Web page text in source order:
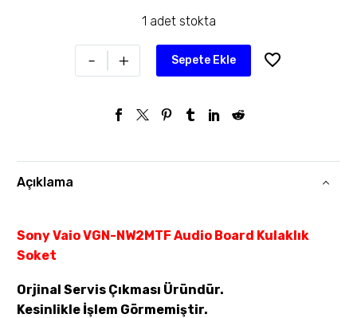
1 adet stokta
- + Sepete Ekle
Açıklama
Sony Vaio VGN-NW2MTF Audio Board Kulaklık
Soket
Orjinal Servis Çıkması Üründür.
Kesinlikle İşlem Görmemiştir.